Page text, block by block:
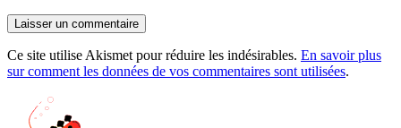
Ce site utilise Akismet pour réduire les indésirables. En savoir plus
sur comment les données de vos commentaires sont utilisées.